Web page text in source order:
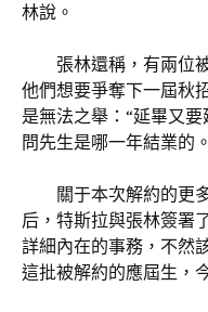
林說。
張林還稱，有兩位
他們想要爭奪下一屆秋
是無法之舉：“延畢又
問先生是哪一年結業的
關于本次解約的更
后，特斯拉與張林簽署
詳細內在的事務，不然
這批被解約的應屆生，